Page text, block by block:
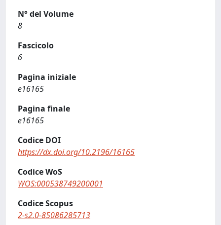
N° del Volume
8
Fascicolo
6
Pagina iniziale
e16165
Pagina finale
e16165
Codice DOI
https://dx.doi.org/10.2196/16165
Codice WoS
WOS:000538749200001
Codice Scopus
2-s2.0-85086285713